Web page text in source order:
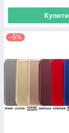
Купити
–5%